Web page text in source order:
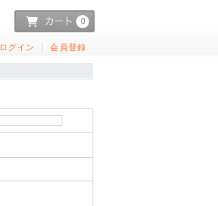
0
ログイン 会員登録